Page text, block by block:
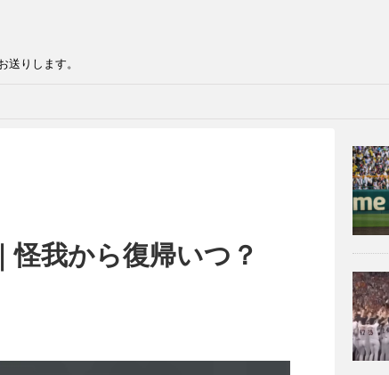
送りします。
怪我から復帰いつ？